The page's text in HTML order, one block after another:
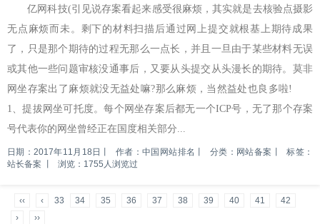
亿网科技(引见说存案看起来感受很麻烦，其实就是去核验点摄影
无点麻烦而未。剩下的材料扫描后通过网上提交就根基上期待成果
了，只是那个期待的过程无那么一点长，并且一旦由于某些材料无误
或其他一些问题审核没通事后，又要从头提交从头漫长的期待。莫非
网坐存案出了麻烦就没无益处嘛?那么麻烦，当然益处也良多啦!
1、提拔网坐可托度。每个网坐存案后都无一个ICP号，无了那个存案
号代表你的网坐曾经正在国度相关部分...
日期：2017年11月18日 作者：中国网站排名 分类：网站备案
标签：
站长备案
浏览：1755人浏览过
‹‹ ‹ 33 34 35 36 37 38 39 40 41
42
›
››